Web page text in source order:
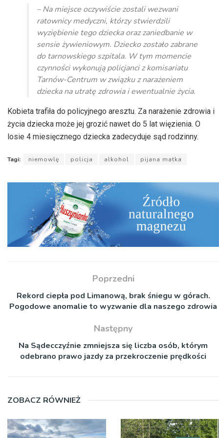
dźwiękowych– Na miejsce oczywiście zostali wezwani
ratownicy medyczni, którzy stwierdzili
wyziębienie tego dziecka oraz zaniedbanie w
sensie żywieniowym. Dziecko zostało zabrane
do tarnowskiego szpitala. W tym momencie
czynności wykonują policjanci z komisariatu
Tarnów-Centrum w związku z narażeniem
dziecka na utratę zdrowia i ewentualnie życia.
Kobieta trafiła do policyjnego aresztu. Za narażenie zdrowia i
życia dziecka może jej grozić nawet do 5 lat więzienia. O
losie 4 miesięcznego dziecka zadecyduje sąd rodzinny.
Tagi: niemowlę policja alkohol pijana matka
Poprzedni
Rekord ciepła pod Limanową, brak śniegu w górach.
Pogodowe anomalie to wyzwanie dla naszego zdrowia
Następny
Na Sądecczyźnie zmniejsza się liczba osób, którym
odebrano prawo jazdy za przekroczenie prędkości
ZOBACZ RÓWNIEŻ